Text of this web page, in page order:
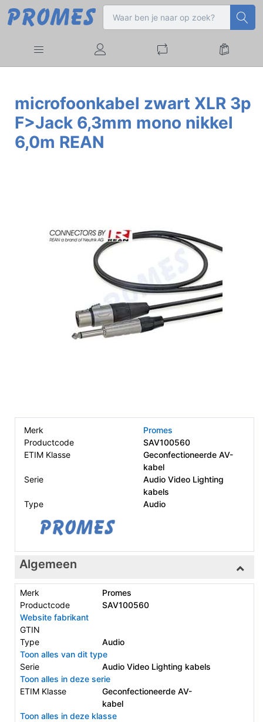
microfoonkabel zwart XLR 3p
F>Jack 6,3mm mono nikkel
6,0m REAN
Merk
Promes
Productcode
SAV100560
ETIM Klasse
Geconfectioneerde AV-
kabel
Serie
Audio Video Lighting
kabels
Type
Audio
Algemeen
Merk
Promes
Productcode
SAV100560
Website fabrikant
GTIN
Type
Audio
Toon alles van dit type
Serie
Audio Video Lighting kabels
Toon alles in deze serie
ETIM Klasse
Geconfectioneerde AV-
kabel
Toon alles in deze klasse